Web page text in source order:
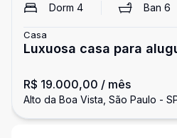
Dorm 4 Ban 6
Casa
Luxuosa casa para
R$ 19.000,00 / mês
Alto da Boa Vista, São Paulo -